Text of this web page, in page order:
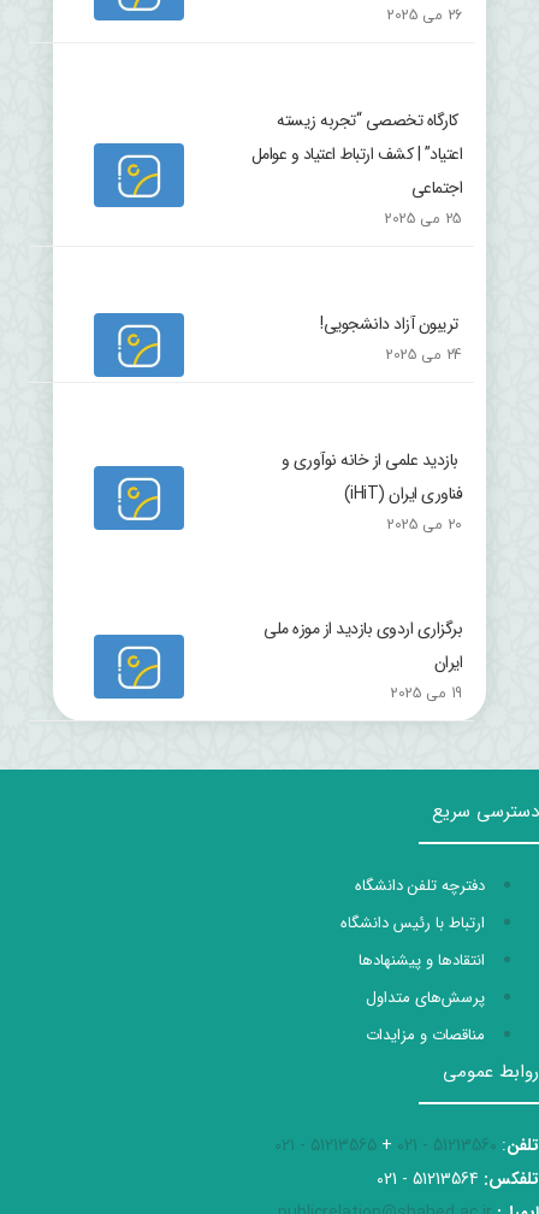
26 می 2025
کارگاه تخصصی “تجربه زیسته
اعتیاد” | کشف ارتباط اعتیاد و عوامل
اجتماعی
25 می 2025
تریبون آزاد دانشجویی!
24 می 2025
بازدید علمی از خانه نوآوری و
فناوری ایران (iHiT)
20 می 2025
برگزاری اردوی بازدید از موزه ملی
ایران
19 می 2025
دسترسی سریع
دفترچه تلفن دانشگاه
ارتباط با رئیس دانشگاه
انتقادها و پیشنهادها
پرسش‌های متداول
مناقصات و مزایدات
روابط عمومی
تلفن:
51213560 - 021
+
51213565 - 021
تلفکس: